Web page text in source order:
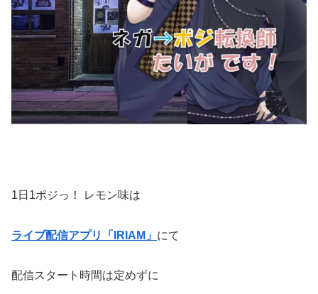
1日1ポジっ！ レモン味は
ライブ配信アプリ「IRIAM」 にて
配信スタート時間は定めずに